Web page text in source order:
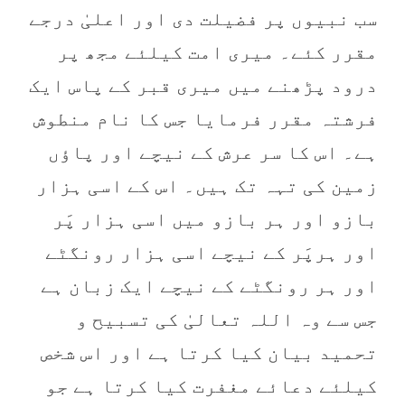
سب نبیوں پر فضیلت دی اور اعلیٰ درجے
مقرر کئے۔ میری امت کیلئے مجھ پر
درود پڑھنے میں میری قبر کے پاس ایک
فرشتہ مقرر فرمایا جس کا نام منطوش
ہے۔ اس کا سر عرش کے نیچے اور پاﺅں
زمین کی تہہ تک ہیں۔ اس کے اسی ہزار
بازو اور ہر بازو میں اسی ہزار پَر
اور ہرپَر کے نیچے اسی ہزار رونگٹے
اور ہر رونگٹے کے نیچے ایک زبان ہے
جس سے وہ اللہ تعالیٰ کی تسبیح و
تحمید بیان کیا کرتا ہے اور اس شخص
کیلئے دعائے مغفرت کیا کرتا ہے جو